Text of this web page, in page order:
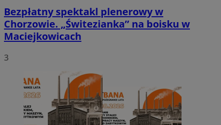
Bezpłatny spektakl plenerowy w
Chorzowie. „Świtezianka” na boisku w
Maciejkowicach
3